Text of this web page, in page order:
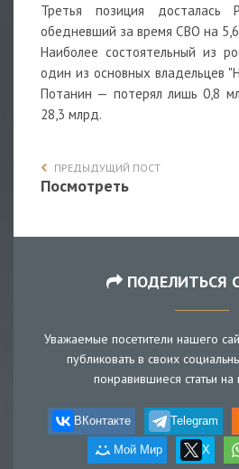
Третья позиция досталась
обедневший за время СВО на
Наиболее состоятельный из
один из основных владельцев
Потанин — потерял лишь 0,8
28,3 млрд.
ПРЕДЫДУЩИЙ ПОСТ
Посмотреть
ПОДЕЛИТЬСЯ
Уважаемые посетители нашего
публиковать в своих
понравившиеся статьи
ВКонтакте Telegram
Мой Мир X